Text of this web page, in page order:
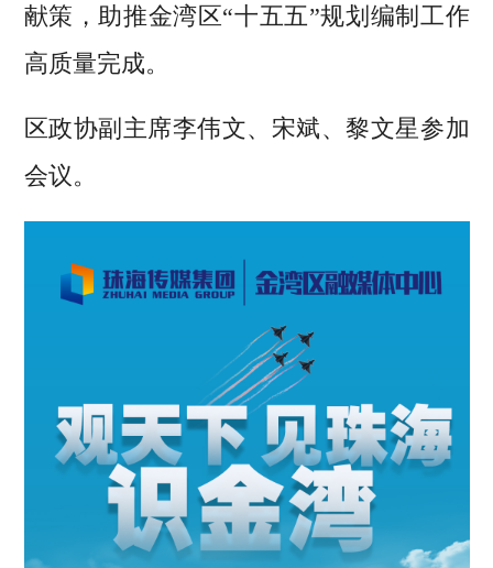
献策，助推金湾区“十五五”规划编制工作
高质量完成。
区政协副主席李伟文、宋斌、黎文星参加
会议。